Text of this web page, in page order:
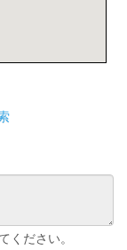
ください。